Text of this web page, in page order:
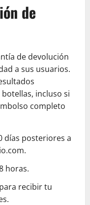
de
de devolución
a sus usuarios.
incluso si
completo
días posteriores a
horas.
recibir tu